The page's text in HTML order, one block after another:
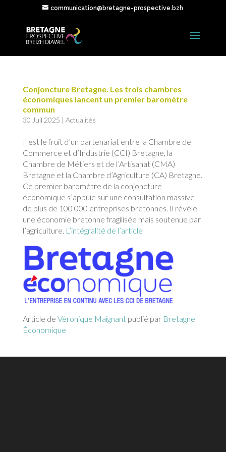
communication@bretagne-prospective.bzh
Conjoncture Bretagne. Les trois chambres
économiques lancent un premier baromètre
commun
30 Juil 2025 | Actualités
Il est le fruit d’un partenariat entre la Chambre de
Commerce et d’Industrie (CCI) Bretagne, la
Chambre de Métiers et de l’Artisanat (CMA)
Bretagne et la Chambre d’Agriculture (CA) Bretagne.
Ce premier baromètre de la conjoncture
économique s’appuie sur une consultation massive
de plus de 100 000 entreprises bretonnes. Il révèle
une économie bretonne fragilisée mais soutenue par
l’agriculture. L’intégralité de l’article
Article de Véronique Maignantpublié par Bretagne
Économique